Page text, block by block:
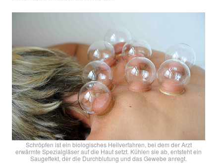
Schröpfen ist ein biologisches Heilverfahren, bei dem der Arzt
erwärmte Spezialgläser auf die Haut setzt. Kühlen sie ab, entsteht ein
Saugeffekt, der die Durchblutung und das Gewebe anregt.